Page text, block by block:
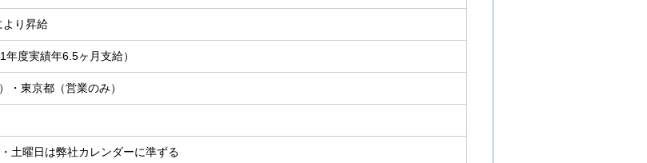
より昇給
度実績年6.5ヶ月支給）
・東京都（営業のみ）
土曜日は弊社カレンダーに準ずる